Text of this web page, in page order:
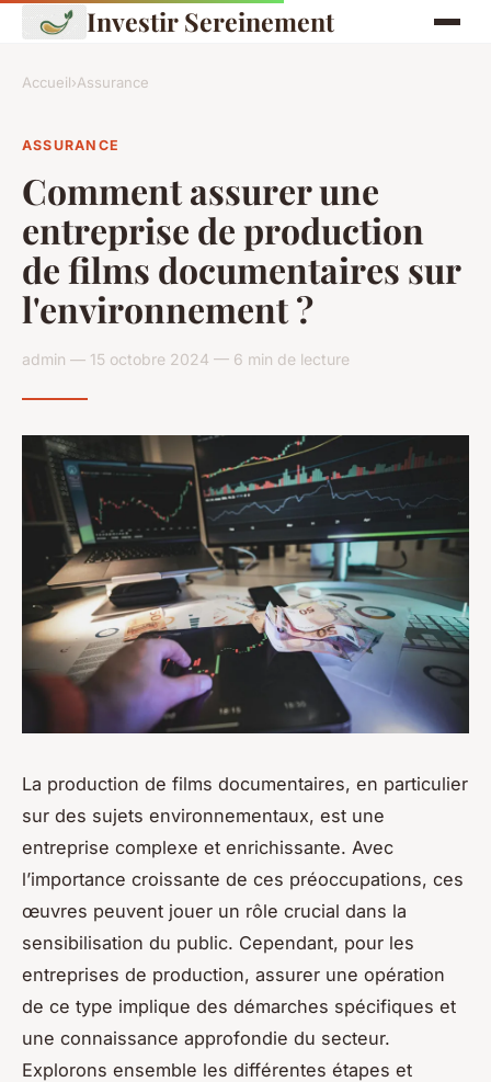
Investir Sereinement
Accueil›Assurance
ASSURANCE
Comment assurer une
entreprise de production
de films documentaires sur
l'environnement ?
admin — 15 octobre 2024 — 6 min de lecture
La production de films documentaires, en particulier
sur des sujets environnementaux, est une
entreprise complexe et enrichissante. Avec
l’importance croissante de ces préoccupations, ces
œuvres peuvent jouer un rôle crucial dans la
sensibilisation du public. Cependant, pour les
entreprises de production, assurer une opération
de ce type implique des démarches spécifiques et
une connaissance approfondie du secteur.
Explorons ensemble les différentes étapes et